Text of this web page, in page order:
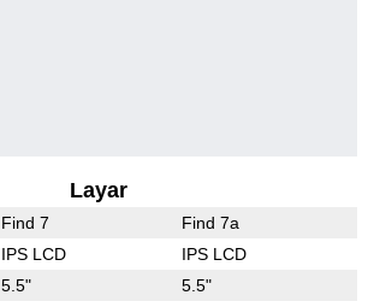
Layar
Find 7 Find 7a
IPS LCD IPS LCD
5.5" 5.5"